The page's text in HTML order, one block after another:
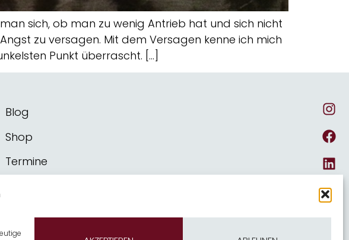
sich, ob man zu wenig Antrieb hat und sich nicht
zu versagen. Mit dem Versagen kenne ich mich
Punkt überrascht. […]
Blog
Shop
Termine